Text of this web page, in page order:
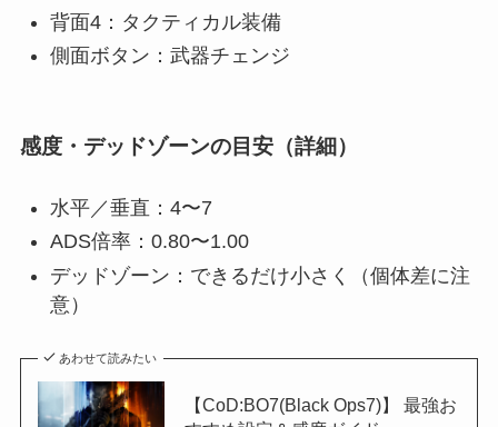
背面4：タクティカル装備
側面ボタン：武器チェンジ
感度・デッドゾーンの目安（詳細）
水平／垂直：4〜7
ADS倍率：0.80〜1.00
デッドゾーン：できるだけ小さく（個体差に注
意）
あわせて読みたい
【CoD:BO7(Black Ops7)】 最強お